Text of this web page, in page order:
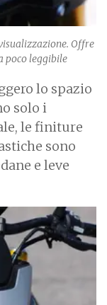
Offre
poco leggibile
lo spazio
solo i
le finiture
sono
e leve